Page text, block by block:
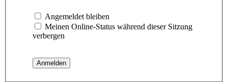
Angemeldet bleiben
Meinen Online-Status während dieser Sitzung
verbergen